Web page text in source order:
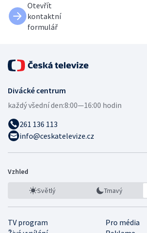
Otevřít
kontaktní
formulář
Divácké centrum
každý všední den:8:00—16:00 hodin
261 136 113
info@ceskatelevize.cz
Vzhled
Světlý Tmavý
TV program
Pro média